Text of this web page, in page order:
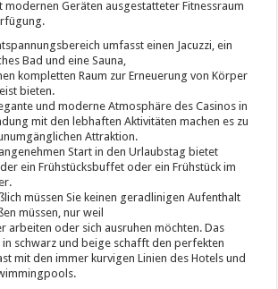
modernen Geräten ausgestatteter Fitnessraum
umfasst einen Jacuzzi, ein
Bad und eine Sauna,
kompletten Raum zur Erneuerung von Körper
bieten.
und moderne Atmosphäre des Casinos in
mit den lebhaften Aktivitäten machen es zu
Attraktion.
Start in den Urlaubstag bietet
ein Frühstücksbuffet oder ein Frühstück im
müssen Sie keinen geradlinigen Aufenthalt
müssen, nur weil
arbeiten oder sich ausruhen möchten. Das
in schwarz und beige schafft den perfekten
mit den immer kurvigen Linien des Hotels und